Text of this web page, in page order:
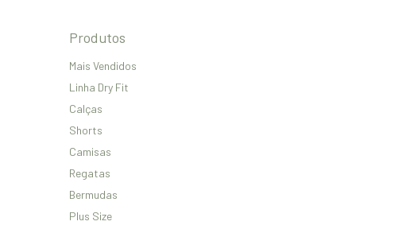
Produtos
Mais Vendidos
Linha Dry Fit
Calças
Shorts
Camisas
Regatas
Bermudas
Plus Size